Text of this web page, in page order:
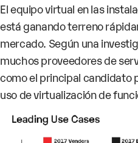
El equipo virtual en las
está ganando terreno
mercado. Según una
muchos proveedores de
como el principal candidato
uso de virtualización de